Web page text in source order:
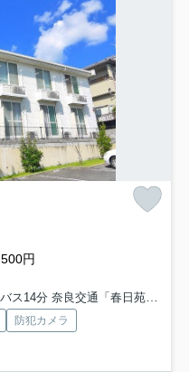
円
奈良交通「春日苑住宅」 停歩5分
防犯カメラ